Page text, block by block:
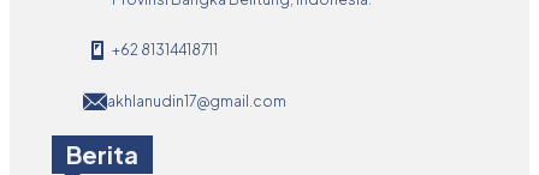
+62 81314418711
akhlanudin17@gmail.com
Berita